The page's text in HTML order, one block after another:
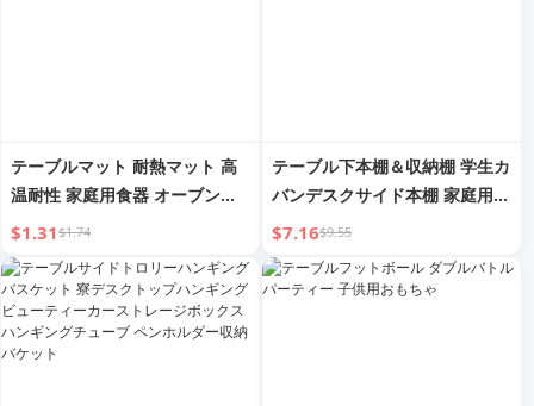
テーブルマット 耐熱マット 高
温耐性 家庭用食器 オーブンミ
ット フラワープレート ダイニ
ングテーブル やけど防止 ボウ
ル やかん シリコンドレンパッ
ド
$1.31$1.74
テーブル下本棚＆収納棚 学生カ
バンデスクサイド本棚 家庭用床
置きシンプルポータブルキャス
ター付き収納ラック
$7.16$9.55